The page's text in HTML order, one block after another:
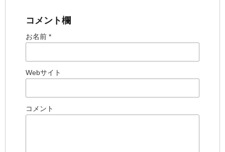
コメント欄
お名前 *
Webサイト
コメント